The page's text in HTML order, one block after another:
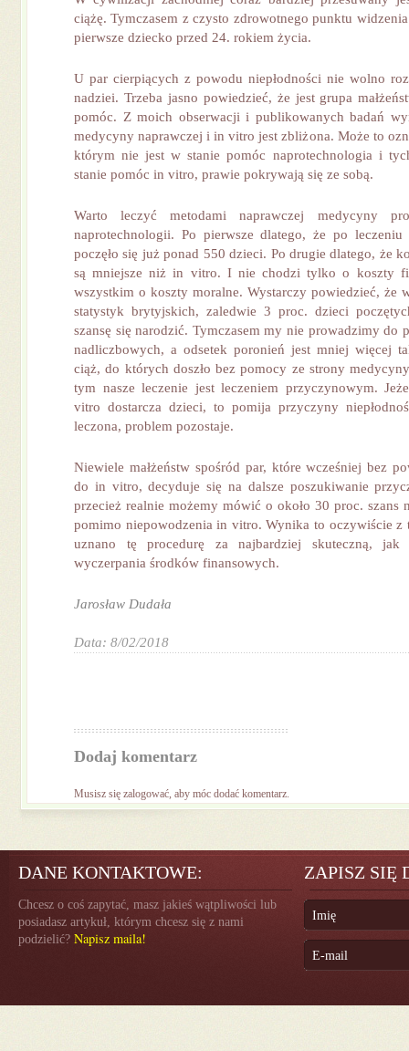
ciążę. Tymczasem z czysto zdrowotnego punktu
pierwsze dziecko przed 24. rokiem życia.
U par cierpiących z powodu niepłodności nie wolno
nadziei. Trzeba jasno powiedzieć, że jest grupa
pomóc. Z moich obserwacji i publikowanych badań
medycyny naprawczej i in vitro jest zbliżona. Może to
którym nie jest w stanie pomóc naprotechnologia i
stanie pomóc in vitro, prawie pokrywają się ze sobą.
Warto leczyć metodami naprawczej medycyny
naprotechnologii. Po pierwsze dlatego, że po
poczęło się już ponad 550 dzieci. Po drugie dlatego, że
są mniejsze niż in vitro. I nie chodzi tylko o koszty
wszystkim o koszty moralne. Wystarczy powiedzieć, że
statystyk brytyjskich, zaledwie 3 proc. dzieci
szansę się narodzić. Tymczasem my nie prowadzimy do
nadliczbowych, a odsetek poronień jest mniej więcej
ciąż, do których doszło bez pomocy ze strony
tym nasze leczenie jest leczeniem przyczynowym.
vitro dostarcza dzieci, to pomija przyczyny
leczona, problem pozostaje.
Niewiele małżeństw spośród par, które wcześniej bez
do in vitro, decyduje się na dalsze poszukiwanie
przecież realnie możemy mówić o około 30 proc. szans
pomimo niepowodzenia in vitro. Wynika to oczywiście z
uznano tę procedurę za najbardziej skuteczną,
wyczerpania środków finansowych.
Jarosław Dudała
Data: 8/02/2018
Dodaj komentarz
Musisz się zalogować, aby móc dodać komentarz.
DANE KONTAKTOWE:
Chcesz o coś zapytać, masz jakieś wątpliwości lub
posiadasz artykuł, którym chcesz się z nami
podzielić? Napisz maila!
ZAPISZ SIĘ